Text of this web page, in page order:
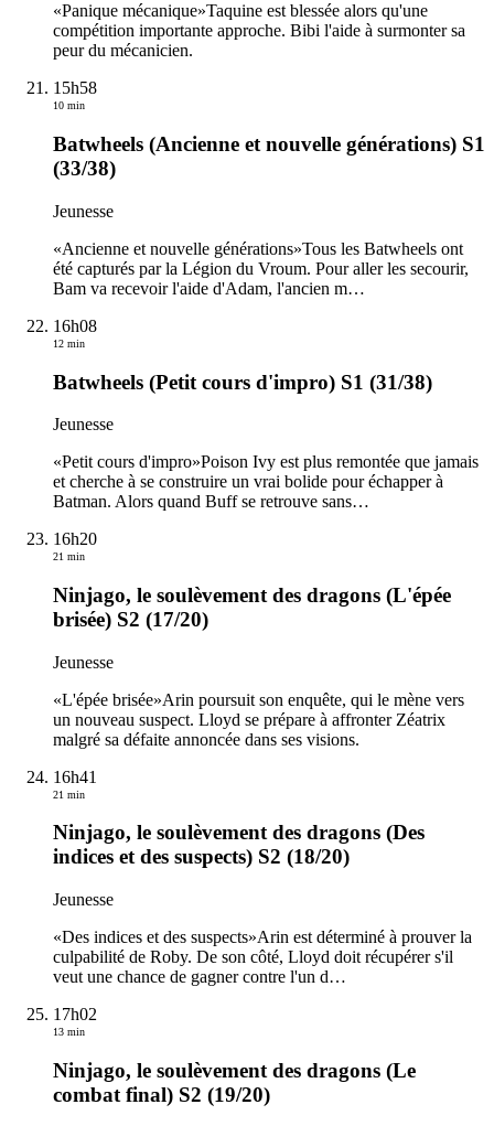
«Panique mécanique»Taquine est blessée alors qu'une
compétition importante approche. Bibi l'aide à surmonter sa
peur du mécanicien.
15h58
10 min
Batwheels (Ancienne et nouvelle générations) S1
(33/38)
Jeunesse
«Ancienne et nouvelle générations»Tous les Batwheels ont
été capturés par la Légion du Vroum. Pour aller les secourir,
Bam va recevoir l'aide d'Adam, l'ancien m…
16h08
12 min
Batwheels (Petit cours d'impro) S1 (31/38)
Jeunesse
«Petit cours d'impro»Poison Ivy est plus remontée que jamais
et cherche à se construire un vrai bolide pour échapper à
Batman. Alors quand Buff se retrouve sans…
16h20
21 min
Ninjago, le soulèvement des dragons (L'épée
brisée) S2 (17/20)
Jeunesse
«L'épée brisée»Arin poursuit son enquête, qui le mène vers
un nouveau suspect. Lloyd se prépare à affronter Zéatrix
malgré sa défaite annoncée dans ses visions.
16h41
21 min
Ninjago, le soulèvement des dragons (Des
indices et des suspects) S2 (18/20)
Jeunesse
«Des indices et des suspects»Arin est déterminé à prouver la
culpabilité de Roby. De son côté, Lloyd doit récupérer s'il
veut une chance de gagner contre l'un d…
17h02
13 min
Ninjago, le soulèvement des dragons (Le
combat final) S2 (19/20)